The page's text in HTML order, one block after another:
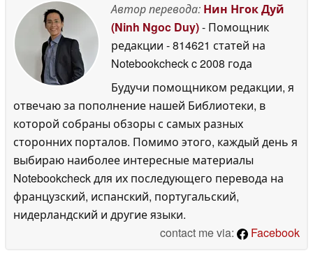
Автор перевода: Нин Нгок Дуй
(Ninh Ngoc Duy)- Помощник
редакции - 814621 статей на
Notebookcheckc 2008 года
Будучи помощником редакции, я
отвечаю за пополнение нашей Библиотеки, в
которой собраны обзоры с самых разных
сторонних порталов. Помимо этого, каждый день я
выбираю наиболее интересные материалы
Notebookcheck для их последующего перевода на
французский, испанский, португальский,
нидерландский и другие языки.
contact me via:
Facebook